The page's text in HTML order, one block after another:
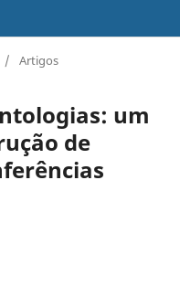
/ Artigos
um
de